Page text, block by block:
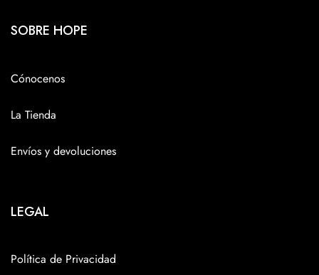
SOBRE HOPE
Cónocenos
La Tienda
Envíos y devoluciones
LEGAL
Política de Privacidad